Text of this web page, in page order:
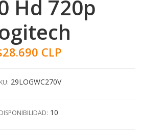
Hd 720p
CLP
29LOGWC270V
DISPONIBILIDAD: 10